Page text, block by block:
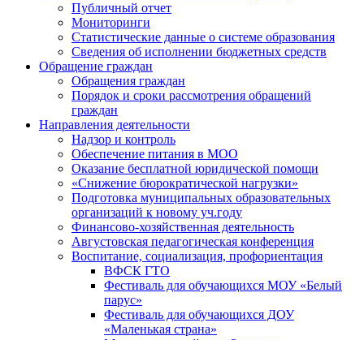
Публичный отчет
Мониторинги
Статистические данные о системе образования
Сведения об исполнении бюджетных средств
Обращение граждан
Обращения граждан
Порядок и сроки рассмотрения обращений
граждан
Направления деятельности
Надзор и контроль
Обеспечение питания в МОО
Оказание бесплатной юридической помощи
«Снижение бюрократической нагрузки»
Подготовка муниципальных образовательных
организаций к новому уч.году
Финансово-хозяйственная деятельность
Августовская педагогическая конференция
Воспитание, социализация, профориентация
ВФСК ГТО
Фестиваль для обучающихся МОУ «Белый
парус»
Фестиваль для обучающихся ДОУ
«Маленькая страна»